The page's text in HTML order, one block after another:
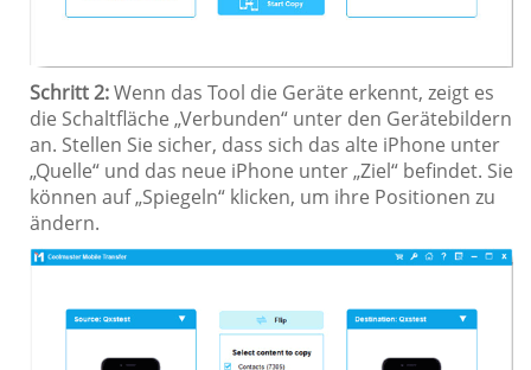
Schritt 2:Wenn das Tool die Geräte erkennt, zeigt es
die Schaltfläche „Verbunden“ unter den Gerätebildern
an. Stellen Sie sicher, dass sich das alte iPhone unter
„Quelle“ und das neue iPhone unter „Ziel“ befindet. Sie
können auf „Spiegeln“ klicken, um ihre Positionen zu
ändern.